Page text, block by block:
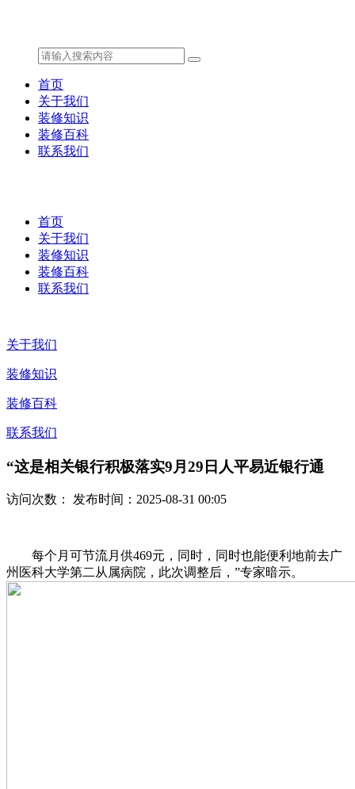
首页
关于我们
装修知识
装修百科
联系我们
首页
关于我们
装修知识
装修百科
联系我们
关于我们
装修知识
装修百科
联系我们
“这是相关银行积极落实9月29日人平易近银行通
访问次数： 发布时间：2025-08-31 00:05
每个月可节流月供469元，同时，同时也能便利地前去广
州医科大学第二从属病院，此次调整后，”专家暗示。